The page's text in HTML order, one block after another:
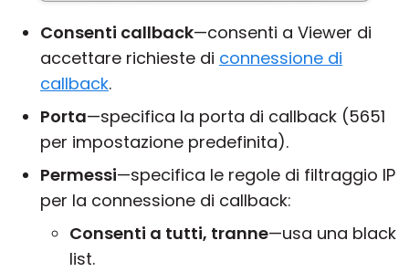
Consenti callback—consenti a Viewer di
accettare richieste di connessione di
callback.
Porta—specifica la porta di callback (5651
per impostazione predefinita).
Permessi—specifica le regole di filtraggio IP
per la connessione di callback:
Consenti a tutti, tranne—usa una black
list.